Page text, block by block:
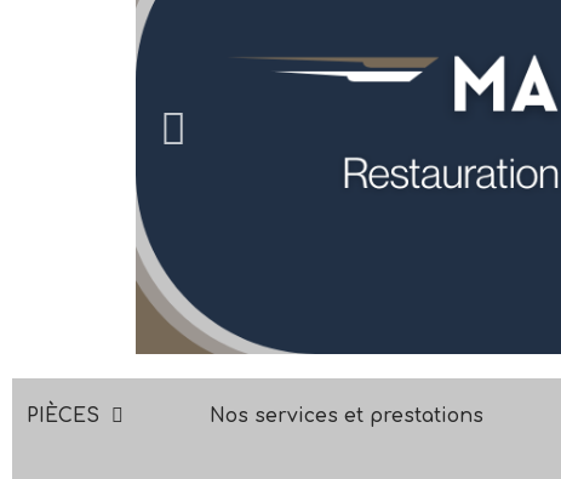
PIÈCES Nos services et prestations